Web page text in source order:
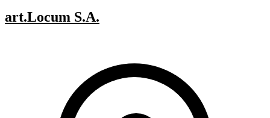
art.Locum S.A.